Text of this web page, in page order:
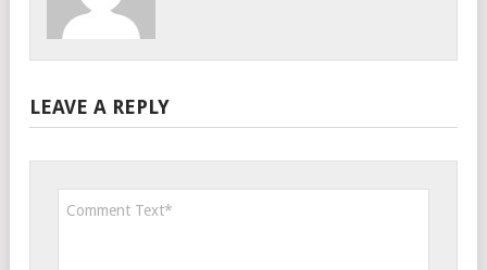
LEAVE A REPLY